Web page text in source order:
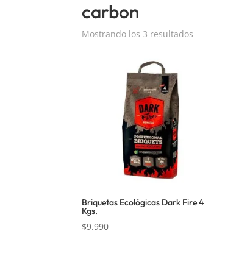
carbon
Mostrando los 3 resultados
Briquetas Ecológicas Dark Fire 4
Kgs.
$9.990